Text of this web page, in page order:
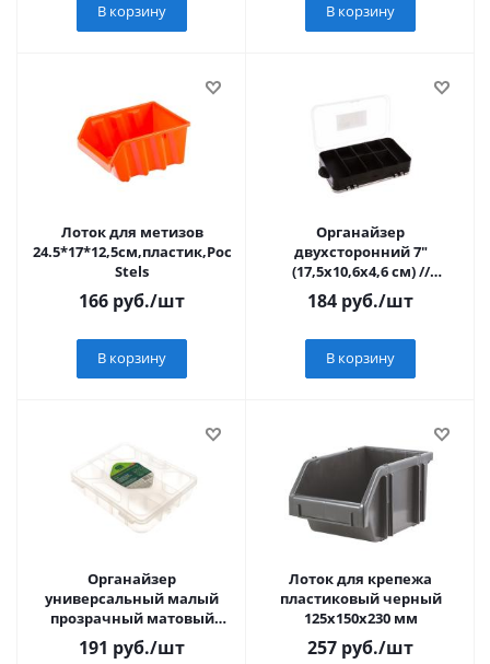
В корзину В корзину
Лоток для метизов
24.5*17*12,5см,пластик,Росия
Stels
166 руб./шт
В корзину
Органайзер
двухсторонний 7"
(17,5х10,6х4,6 см) //
Сибртех
184 руб./шт
В корзину
Органайзер
универсальный малый
прозрачный матовый
(19х16х4,5 см) // Сибртех
191 руб./шт
Лоток для крепежа
пластиковый черный
125х150х230 мм
257 руб./шт